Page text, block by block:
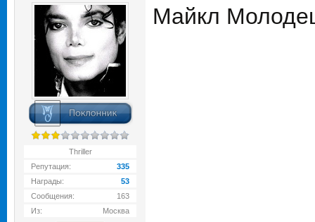
Thriller
Репутация:
335
Награды:
53
Сообщения:
163
Из:
Москва
Майкл